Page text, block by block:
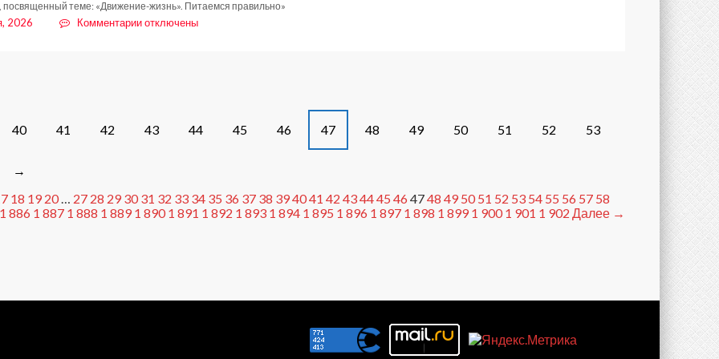
посвященный теме: «Движение-жизнь». Питаемся правильно»
2026 Комментариик
«Диктант
о
отключены
40 41 42 43 44 45 46 47 48 49 50 51 52 53
→
18 19 20… 27 28 29 30 31 32 33 34 35 36 37 38 394041 42 434445 46 4748 49 50 51 52 53 54 55 56 57 58
1 886 1 887 1 888 1 889 1 890 1 891 1 892 1 893 1 894 1 895 1 896 1 897 1 898 1 899 1 900 1 901 1 902 Далее →